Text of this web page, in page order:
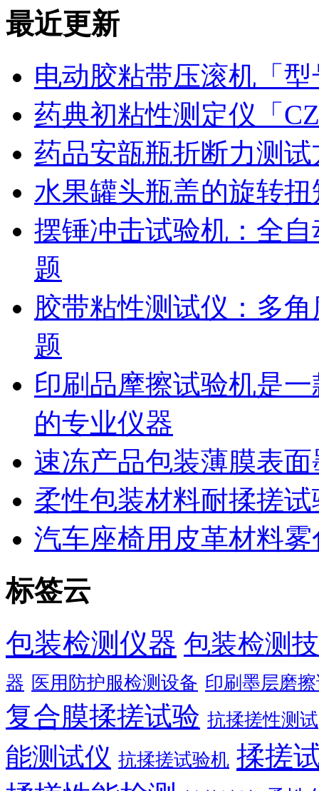
最近更新
电动胶粘带压滚机「
药典初粘性测定仪「
药品安瓿瓶折断力测
水果罐头瓶盖的旋转
摆锤冲击试验机：全
题
胶带粘性测试仪：多
题
印刷品摩擦试验机是
的专业仪器
速冻产品包装薄膜表
柔性包装材料耐揉搓
汽车座椅用皮革材料
标签云
包装检测仪器 包装检测
器 医用防护服检测设备 印刷墨层磨
复合膜揉搓试验 抗揉搓性测试
能测试仪 抗揉搓试验机 揉搓